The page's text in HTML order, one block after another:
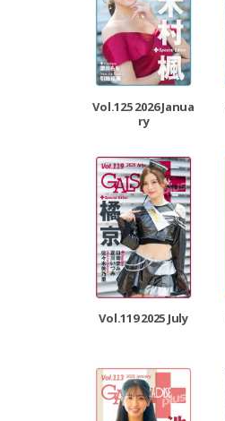
Vol.125 2026 Janua
ry
Vol.119 2025 July